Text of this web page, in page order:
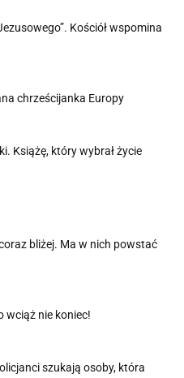
Kościół wspomina
chrześcijanka Europy
Książę, który wybrał życie
bliżej. Ma w nich powstać
wciąż nie koniec!
szukają osoby, która